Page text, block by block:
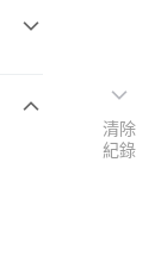
清除
紀錄